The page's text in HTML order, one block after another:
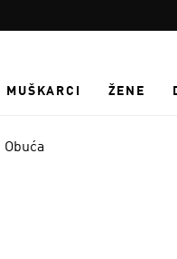
MUŠKARCI ŽENE
Obuća